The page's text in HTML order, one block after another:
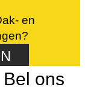
en
Bel ons